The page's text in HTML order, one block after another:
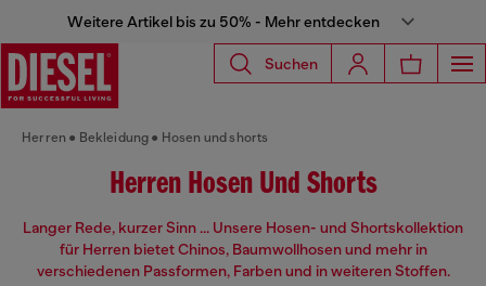
Weitere Artikel bis zu 50% - Mehr entdecken
Suchen
Herren Bekleidung Hosen und shorts
Herren Hosen Und Shorts
Langer Rede, kurzer Sinn ... Unsere Hosen- und Shortskollektion
für Herren bietet Chinos, Baumwollhosen und mehr in
verschiedenen Passformen, Farben und in weiteren Stoffen.